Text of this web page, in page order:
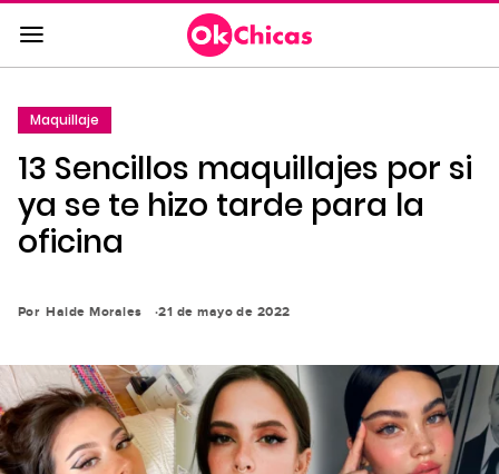
Saltar
al
contenido
la
navegación
principal
Maquillaje
13 Sencillos maquillajes por si
ya se te hizo tarde para la
oficina
Por Haide Morales 21 de mayo de 2022